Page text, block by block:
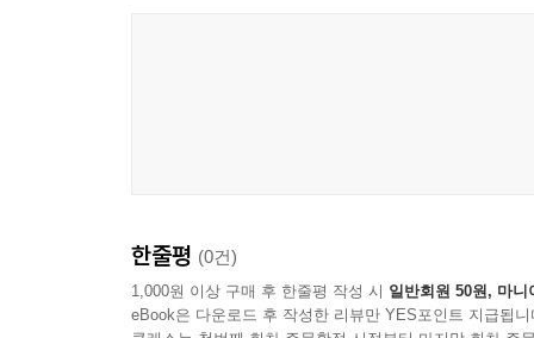
한줄평 (0건)
1,000원 이상 구매 후 한줄평 작성 시 일반회원 50원, 마니
eBook은 다운로드 후 작성한 리뷰만 YES포인트 지급됩니